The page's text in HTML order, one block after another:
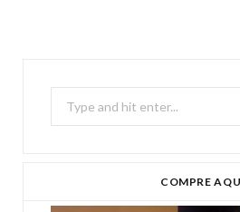
COMPRE